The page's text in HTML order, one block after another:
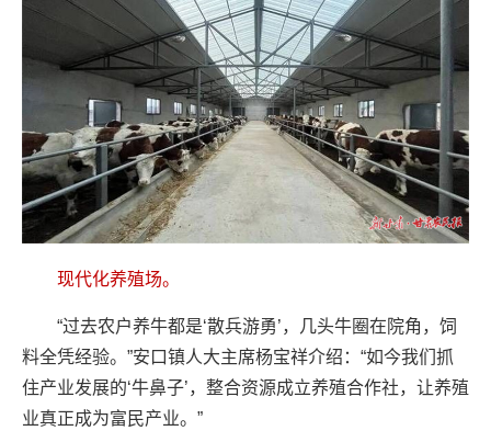
现代化养殖场。
“过去农户养牛都是‘散兵游勇’，几头牛圈在院角，饲
料全凭经验。”安口镇人大主席杨宝祥介绍：“如今我们抓
住产业发展的‘牛鼻子’，整合资源成立养殖合作社，让养殖
业真正成为富民产业。”